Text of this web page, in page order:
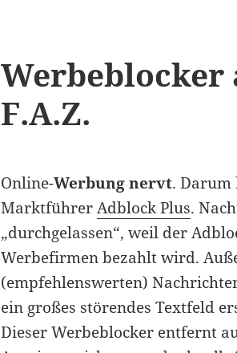
Werbeblocker
F.A.Z.
Online-Werbung nervt. Darum
MarktführerAdblock Plus.
„durchgelassen“, weil der
Werbefirmen bezahlt wird.
(empfehlenswerten)
ein großes störendes Textfeld
Dieser Werbeblocker entfernt